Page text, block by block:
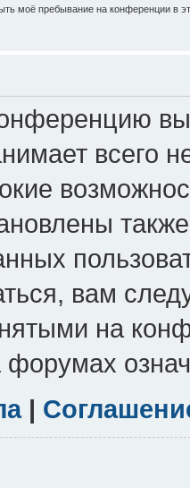
моё пребывание на конференции в
всего
вам
на
форумах
|